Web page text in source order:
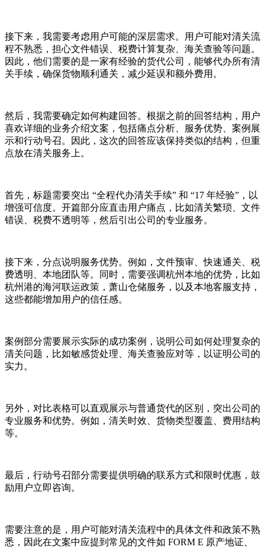
接下来，我需要考虑用户可能的深层需求。用户可能对清关流
程不熟悉，担心文件错误、税费计算复杂、海关查验等问题。
因此，他们需要的是一家有经验的货代公司，能够代办所有清
关手续，确保货物顺利通关，减少延误和额外费用。
然后，我需要确定如何构建回答。根据之前的回答结构，用户
喜欢详细的业务介绍文案，包括痛点分析、服务优势、案例展
示和行动号召。因此，这次的回答应该保持类似的结构，但重
点放在清关服务上。
首先，标题需要突出 “全程代办清关手续” 和 “17 年经验”，以
增强可信度。开篇部分应直击用户痛点，比如清关繁琐、文件
错误、税费不透明等，然后引出公司的专业服务。
接下来，分点说明服务优势。例如，文件预审、快速通关、税
费透明、本地团队等。同时，需要强调杭州本地的优势，比如
杭州港的海河联运政策，萧山仓储服务，以及本地客服支持，
这些都能增加用户的信任感。
案例部分需要展示实际的成功案例，说明公司如何处理复杂的
清关问题，比如敏感货处理、海关查验应对等，以证明公司的
实力。
另外，对比表格可以直观展示与普通货代的区别，突出公司的
专业服务和优势。例如，清关时效、货物类型覆盖、费用结构
等。
最后，行动号召部分需要提供明确的联系方式和限时优惠，鼓
励用户立即咨询。
需要注意的是，用户可能对清关流程中的具体文件和政策不熟
悉，因此在文案中应提到常见的文件如 FORM E 原产地证、